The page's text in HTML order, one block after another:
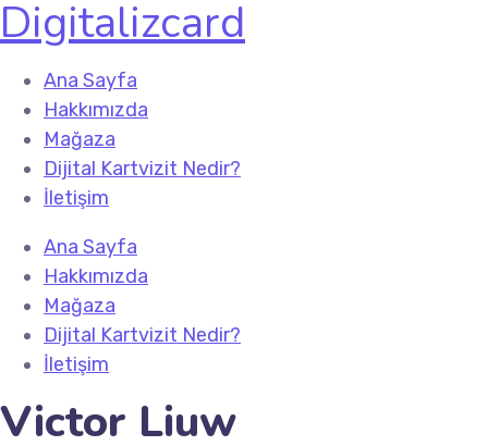
Digitalizcard
Ana Sayfa
Hakkımızda
Mağaza
Dijital Kartvizit Nedir?
İletişim
Ana Sayfa
Hakkımızda
Mağaza
Dijital Kartvizit Nedir?
İletişim
Victor Liuw